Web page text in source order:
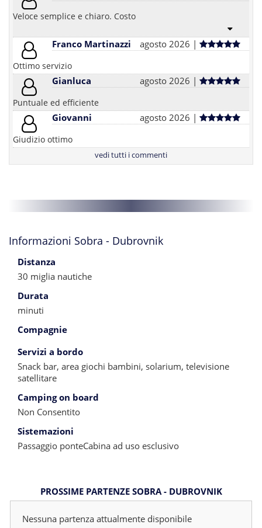
Veloce semplice e chiaro. Costo
Franco Martinazzi agosto 2026 |
Ottimo servizio
Gianluca agosto 2026 |
Puntuale ed efficiente
Giovanni agosto 2026 |
Giudizio ottimo
vedi tutti i commenti
Informazioni Sobra - Dubrovnik
Distanza
30 miglia nautiche
Durata
minuti
Compagnie
Servizi a bordo
Snack bar, area giochi bambini, solarium, televisione
satellitare
Camping on board
Non Consentito
Sistemazioni
Passaggio ponteCabina ad uso esclusivo
PROSSIME PARTENZE SOBRA - DUBROVNIK
Nessuna partenza attualmente disponibile